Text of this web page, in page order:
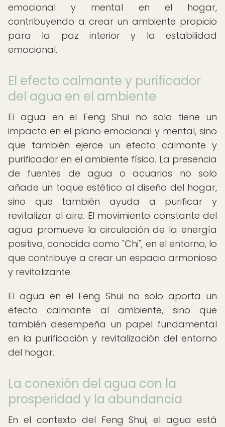
emocional y mental en el hogar,
contribuyendo a crear un ambiente propicio
para la paz interior y la estabilidad
emocional.
El efecto calmante y purificador
del agua en el ambiente
El agua en el Feng Shui no solo tiene un
impacto en el plano emocional y mental, sino
que también ejerce un efecto calmante y
purificador en el ambiente físico. La presencia
de fuentes de agua o acuarios no solo
añade un toque estético al diseño del hogar,
sino que también ayuda a purificar y
revitalizar el aire. El movimiento constante del
agua promueve la circulación de la energía
positiva, conocida como "Chi", en el entorno, lo
que contribuye a crear un espacio armonioso
y revitalizante.
El agua en el Feng Shui no solo aporta un
efecto calmante al ambiente, sino que
también desempeña un papel fundamental
en la purificación y revitalización del entorno
del hogar.
La conexión del agua con la
prosperidad y la abundancia
En el contexto del Feng Shui, el agua está